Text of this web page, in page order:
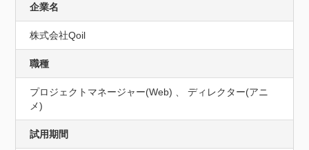
企業名
株式会社Qoil
職種
プロジェクトマネージャー(Web) 、 ディレクター(アニ
メ)
試用期間